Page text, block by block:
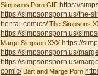
Simpsons Porn GIF https://
https://simpsonsporn.us/the-
hentai-comics/The Simpsons
https://simpsonsporn.us/
Marge Simpson XXX https://
https://simpsonsporn.us/
https://simpsonsporn.us/
comic/Bart and Marge Porn